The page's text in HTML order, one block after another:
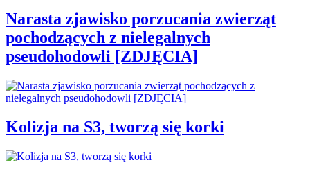
Narasta zjawisko porzucania zwierząt
pochodzących z nielegalnych
pseudohodowli [ZDJĘCIA]
Kolizja na S3, tworzą się korki